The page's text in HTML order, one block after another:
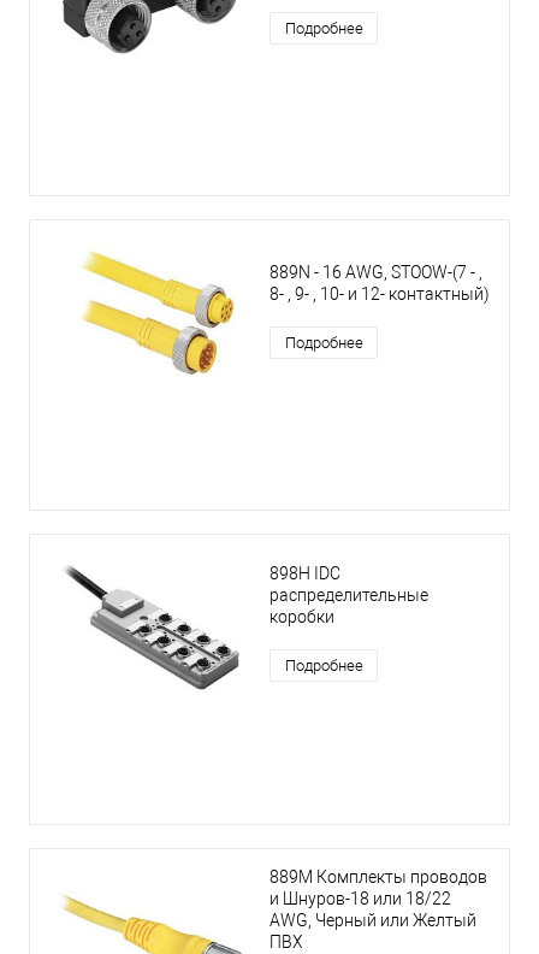
Подробнее
889N - 16 AWG, STOOW-(7 - ,
8- , 9- , 10- и 12- контактный)
Подробнее
898H IDC
распределительные
коробки
Подробнее
889M Комплекты проводов
и Шнуров-18 или 18/22
AWG, Черный или Желтый
ПВХ